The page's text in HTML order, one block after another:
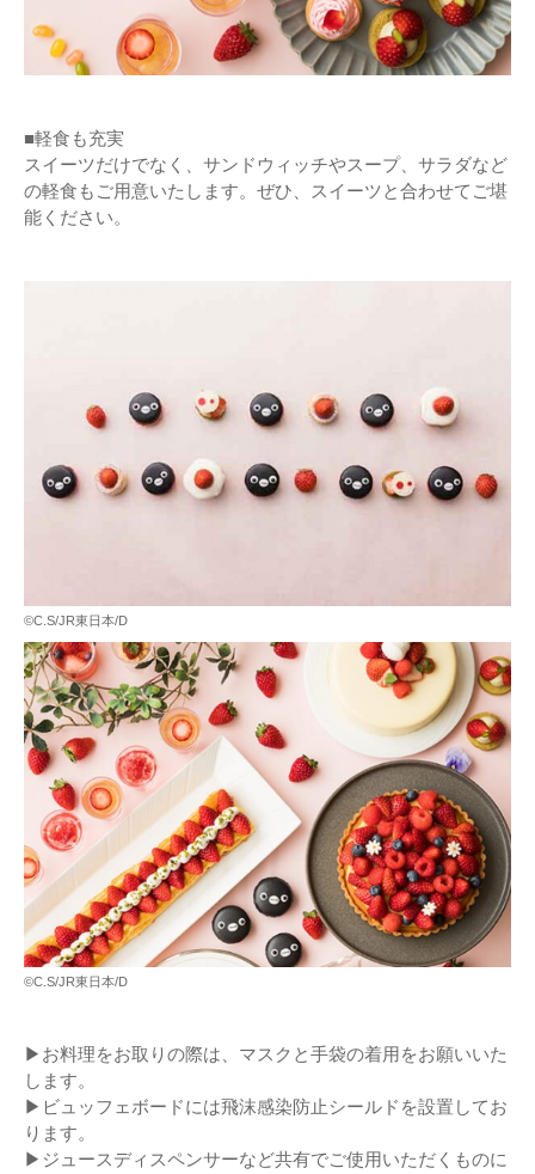
■軽食も充実
スイーツだけでなく、サンドウィッチやスープ、サラダなど
の軽食もご用意いたします。ぜひ、スイーツと合わせてご堪
能ください。
©C.S/JR東日本/D
©C.S/JR東日本/D
▶お料理をお取りの際は、マスクと手袋の着用をお願いいた
します。
▶ビュッフェボードには飛沫感染防止シールドを設置してお
ります。
▶ジュースディスペンサーなど共有でご使用いただくものに